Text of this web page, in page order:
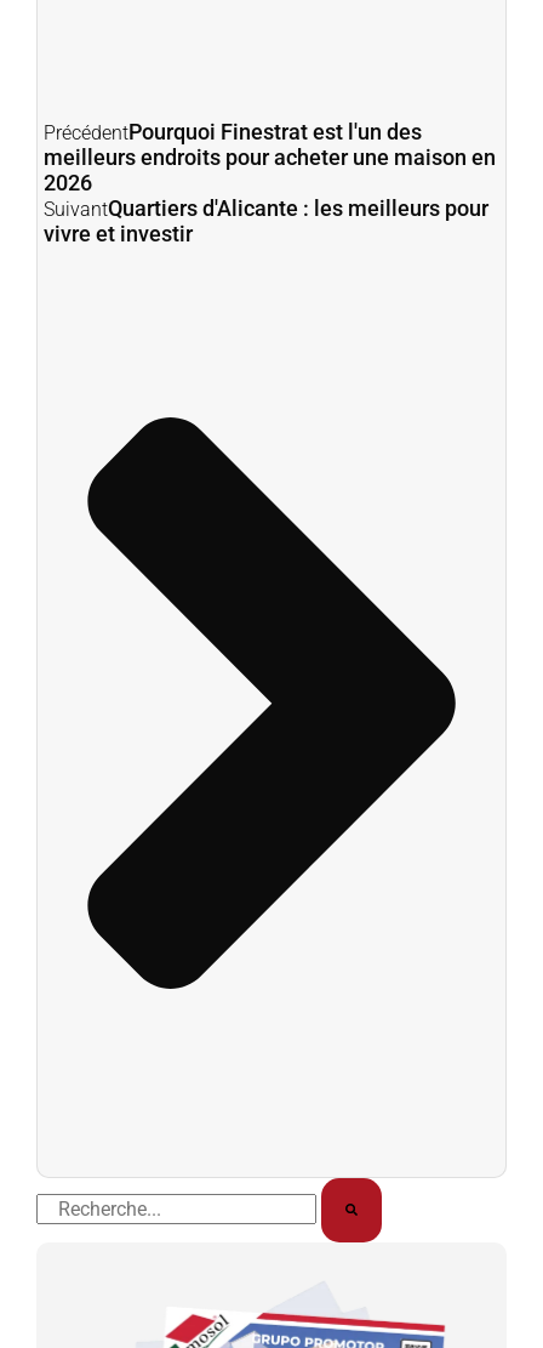
Rechercher
PrécédentPourquoi Finestrat est l'un des
meilleurs endroits pour acheter une maison en
2026
SuivantQuartiers d'Alicante : les meilleurs pour
vivre et investir